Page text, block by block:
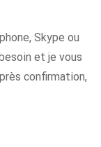
Skype ou
et je vous
confirmation,